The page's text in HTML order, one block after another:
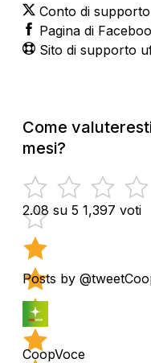
Conto di
Pagina di
Sito di supporto
Come
mesi?
2.08 su 5 1,397 voti
Posts by
CoopVoce